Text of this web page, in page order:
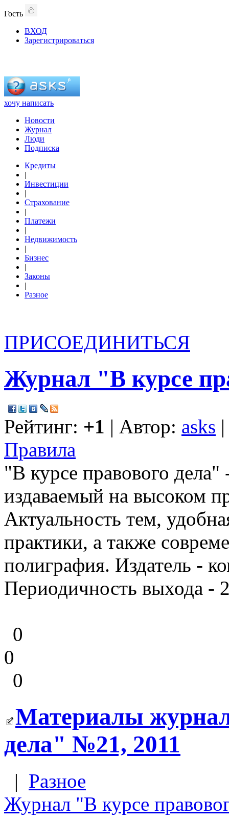
Гость
ВХОД
Зарегистрироваться
хочу написать
Новости
Журнал
Люди
Подписка
Кредиты
|
Инвестиции
|
Страхование
|
Платежи
|
Недвижимость
|
Бизнес
|
Законы
|
Разное
ПРИСОЕДИНИТЬСЯ
Журнал "В курсе
Рейтинг: +1 | Автор: asks
Правила
"В курсе правового
издаваемый на высоком
Актуальность тем,
практики, а также
полиграфия. Издатель -
Периодичность выхода -
0
0
0
Материалы
дела" №21, 2011
| Разное
Журнал "В курсе